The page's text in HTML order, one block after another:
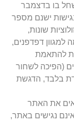
1998, ובשינוי שחל בו בדצמבר
הנגישות ישנם מספר
שונות,
דפדפנים,
להתאמת
(הפיכה לשחור
בלבד, הדגשת
את האתר
נגישים באתר,